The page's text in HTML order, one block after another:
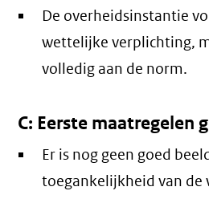
De overheidsinstantie
wettelijke verplichting,
volledig aan de norm.
C: Eerste maatregelen
Er is nog geen goed
toegankelijkheid van de